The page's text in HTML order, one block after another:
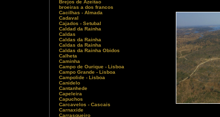
Brejos de Azeitao
broeiras a dos francos
Cacilhas - Almada
Cadaval
Cajados - Setubal
Caldad da Rainha
Caldas
Caldas da Rainha
Caldas da Rainha
Caldas da Rainha Obidos
Calheta
Caminha
Campo de Ourique - Lisboa
Campo Grande - Lisboa
Campolide - Lisboa
Canidelo
Cantanhede
Capeleira
Capuchos
Carcavelos - Cascais
Carnaxide
Carrasqueiro